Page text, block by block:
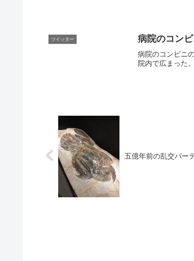
ツイッター 病院のコン
病院のコンビニ
院内で広まった
五億年前の乱交パー